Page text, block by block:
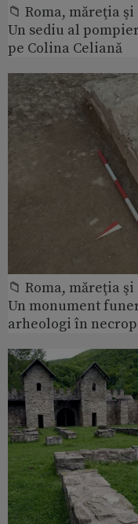
📁 Roma, măreţia
Un sediu al
pe Colina Celiană
📁 Roma, măreţia
Un monument
arheologi în